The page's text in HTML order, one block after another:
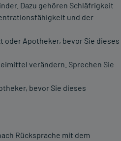
Dazu gehören Schläfrigkeit
und der
oder Apotheker, bevor Sie dieses
verändern. Sprechen Sie
bevor Sie dieses
Rücksprache mit dem